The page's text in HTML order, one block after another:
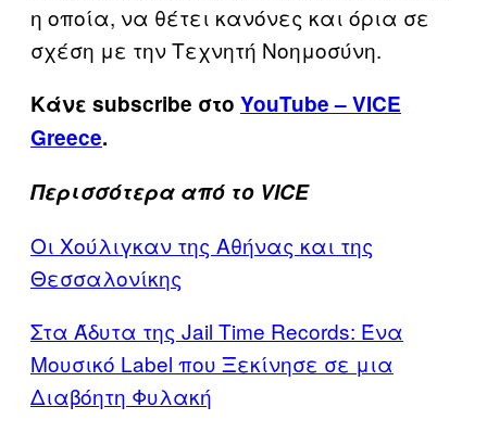
η οποία, να θέτει κανόνες και όρια σε
σχέση με την Τεχνητή Νοημοσύνη.
Κάνε subscribe στο YouTube – VICE
Greece.
Περισσότερα από το VICE
Οι Χούλιγκαν της Αθήνας και της
Θεσσαλονίκης
Στα Άδυτα της Jail Time Records: Ένα
Μουσικό Label που Ξεκίνησε σε μια
Διαβόητη Φυλακή